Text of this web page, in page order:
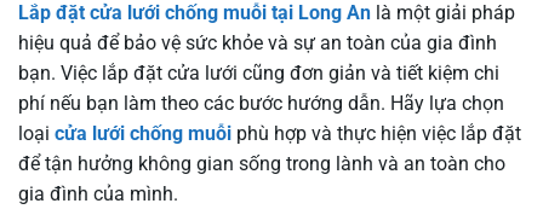
Lắp đặt cửa lưới chống muỗi tại Long An là một giải pháp
hiệu quả để bảo vệ sức khỏe và sự an toàn của gia đình
bạn. Việc lắp đặt cửa lưới cũng đơn giản và tiết kiệm chi
phí nếu bạn làm theo các bước hướng dẫn. Hãy lựa chọn
loại cửa lưới chống muỗi phù hợp và thực hiện việc lắp đặt
để tận hưởng không gian sống trong lành và an toàn cho
gia đình của mình.